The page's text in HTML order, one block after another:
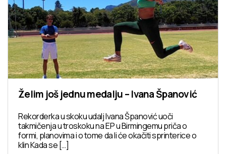
Želim još jednu medalju – Ivana Španović
Rekorderka u skoku udalj Ivana Španović uoči
takmičenja u troskoku na EP u Birmingemu priča o
formi, planovima i o tome da li će okačiti sprinterice o
klin Kada se […]